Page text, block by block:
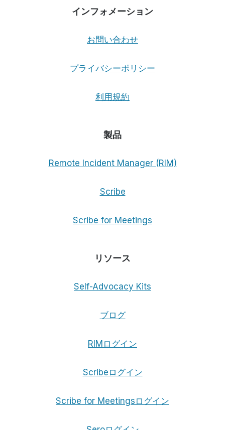
インフォメーション
お問い合わせ
プライバシーポリシー
利用規約
製品
Remote Incident Manager (RIM)
Scribe
Scribe for Meetings
リソース
Self-Advocacy Kits
ブログ
RIMログイン
Scribeログイン
Scribe for Meetingsログイン